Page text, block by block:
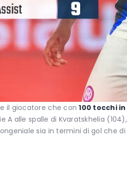
il giocatore che con100 tocchi
A alle spalle di Kvaratskhelia
sia in termini di gol che di